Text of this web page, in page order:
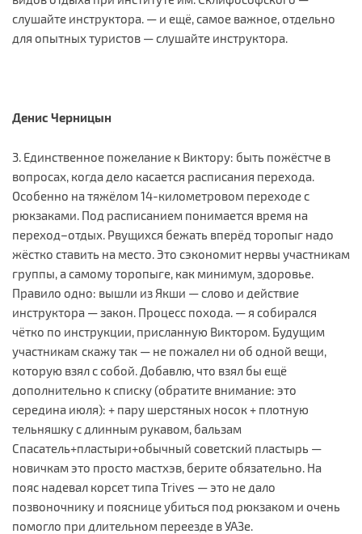
слушайте инструктора. — и ещё, самое важное, отдельно
для опытных туристов — слушайте инструктора.
Денис Черницын
3. Единственное пожелание к Виктору: быть пожёстче в
вопросах, когда дело касается расписания перехода.
Особенно на тяжёлом 14-километровом переходе с
рюкзаками. Под расписанием понимается время на
переход–отдых. Рвущихся бежать вперёд торопыг надо
жёстко ставить на место. Это сэкономит нервы участникам
группы, а самому торопыге, как минимум, здоровье.
Правило одно: вышли из Якши — слово и действие
инструктора — закон. Процесс похода. — я собирался
чётко по инструкции, присланную Виктором. Будущим
участникам скажу так — не пожалел ни об одной вещи,
которую взял с собой. Добавлю, что взял бы ещё
дополнительно к списку (обратите внимание: это
середина июля): + пару шерстяных носок + плотную
тельняшку с длинным рукавом, бальзам
Спасатель+пластыри+обычный советский пластырь —
новичкам это просто мастхэв, берите обязательно. На
пояс надевал корсет типа Trives — это не дало
позвоночнику и пояснице убиться под рюкзаком и очень
помогло при длительном переезде в УАЗе.